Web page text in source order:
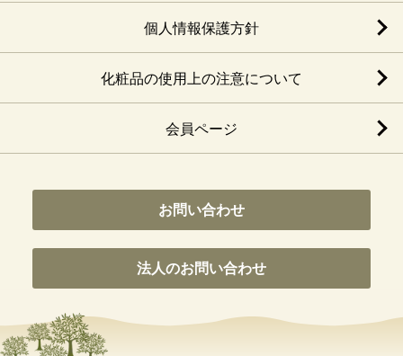
個人情報保護方針
化粧品の使用上の注意について
会員ページ
お問い合わせ
法人のお問い合わせ